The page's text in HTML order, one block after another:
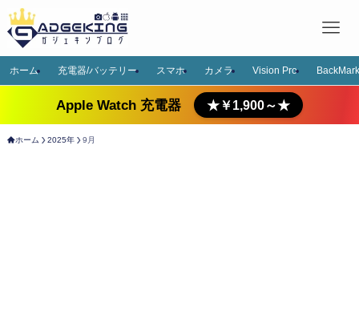
ホーム 充電器/バッテリー スマホ カメラ Vision Pro
Apple Watch 充電器 ★￥1,900～★
ホーム 2025年 9月